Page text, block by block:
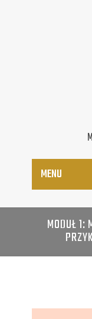
MENU
MODUŁ 1: